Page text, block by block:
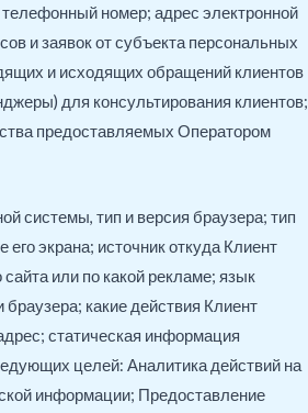
номер; адрес электронной
и заявок от субъекта персональных
и исходящих обращений клиентов
для консультирования клиентов;
предоставляемых Оператором
системы, тип и версия браузера; тип
его экрана; источник откуда Клиент
или по какой рекламе; язык
какие действия Клиент
статическая информация
целей: Аналитика действий на
информации; Предоставление